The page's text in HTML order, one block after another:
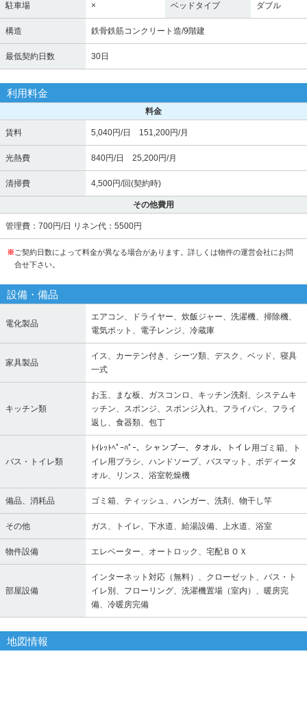
駐車場 × ベッドタイプ ダブル
構造 鉄骨鉄筋コンクリート造/9階建
最低契約日数 30日
利用料金
料金
賃料 5,040円/日 151,200円/月
光熱費 840円/日 25,200円/月
清掃費 4,500円/回(契約時)
その他費用
管理費：700円/日 リネン代：5500円
※ ご契約日数によって料金が異なる場合があります。詳しくは物件の運営会社にお問
合せ下さい。
設備・備品
電化製品
エアコン、ドライヤー、炊飯ジャー、洗濯機、掃除機、
電気ポット、電子レンジ、冷蔵庫
家具製品
イス、カーテン付き、シーツ類、デスク、ベッド、寝具
一式
キッチン類
お玉、まな板、ガスコンロ、キッチン洗剤、システムキ
ッチン、スポンジ、スポンジ入れ、フライパン、フライ
返し、食器類、包丁
バス・トイレ類
ﾄｲﾚｯﾄﾍﾟｰﾊﾟｰ、シャンプー、タオル、トイレ用ゴミ箱、ト
イレ用ブラシ、ハンドソープ、バスマット、ボディータ
オル、リンス、浴室乾燥機
備品、消耗品 ゴミ箱、ティッシュ、ハンガー、洗剤、物干し竿
その他 ガス、トイレ、下水道、給湯設備、上水道、浴室
物件設備 エレベーター、オートロック、宅配ＢＯＸ
部屋設備
インターネット対応（無料）、クローゼット、バス・ト
イレ別、フローリング、洗濯機置場（室内）、暖房完
備、冷暖房完備
地図情報